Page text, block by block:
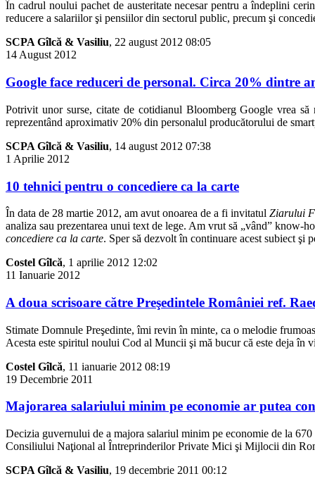
În cadrul noului pachet de austeritate necesar pentru a îndeplini
reducere a salariilor şi pensiilor din sectorul public, precum şi
SCPA Gîlcă & Vasiliu, 22 august 2012 08:05
14August 2012
Google face reduceri de personal. Circa 20% dintre
Potrivit unor surse, citate de cotidianul Bloomberg Google vrea
reprezentând aproximativ 20% din personalul producătorului de
SCPA Gîlcă & Vasiliu, 14 august 2012 07:38
1 Aprilie 2012
10 tehnici pentru o concediere ca la carte
În data de 28 martie 2012, am avut onoarea de a fi invitatul Ziarului
analiza sau prezentarea unui text de lege. Am vrut să „vând” know-
concediere ca la carte. Sper să dezvolt în continuare acest subiect şi
Costel Gîlcă, 1 aprilie 2012 12:02
11 Ianuarie 2012
A doua scrisoare către Preşedintele României ref.
Stimate Domnule Preşedinte, îmi revin în minte, ca o melodie
Acesta este spiritul noului Cod al Muncii şi mă bucur că este deja în
Costel Gîlcă, 11 ianuarie 2012 08:19
19 Decembrie 2011
Majorarea salariului minim pe economie ar putea
Decizia guvernului de a majora salariul minim pe economie de la
Consiliului Naţional al Întreprinderilor Private Mici şi Mijlocii din
SCPA Gîlcă & Vasiliu, 19 decembrie 2011 00:12